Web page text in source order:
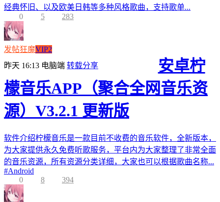
经典怀旧、以及欧美日韩等多种风格歌曲，支持歌单...
0
5 283
发帖狂魔VIP2
昨天 16:13 电脑端 转载分享
安卓柠
檬音乐APP（聚合全网音乐资
源）V3.2.1 更新版
软件介绍柠檬音乐是一款目前不收费的音乐软件，全新版本，
为大家提供永久免费听歌服务，平台内为大家整理了非常全面
的音乐资源，所有资源分类详细，大家也可以根据歌曲名称...
#Android
0
8 394